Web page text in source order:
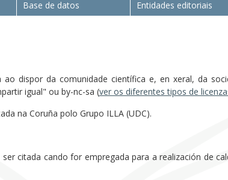
Base de datos Entidades editoriais
dispor da comunidade científica e, en xeral, da
igual" ou by-nc-sa (ver os diferentes tipos de
na Coruña polo Grupo ILLA (UDC).
citada cando for empregada para a realización de